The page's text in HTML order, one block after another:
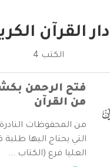
دار القرآن
الكتب 4
فتح الرحمن
من القرآن
من المحفوظات
التي يحتاج اليها
العليا فرع (الكتاب ...